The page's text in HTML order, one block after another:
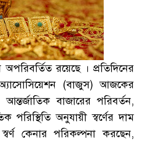
রয়েছে । প্রতিদিনের
(বাজুস) আজকের
বাজারের পরিবর্তন,
পরিস্থিতি অনুযায়ী স্বর্ণের দাম
কেনার পরিকল্পনা করছেন,